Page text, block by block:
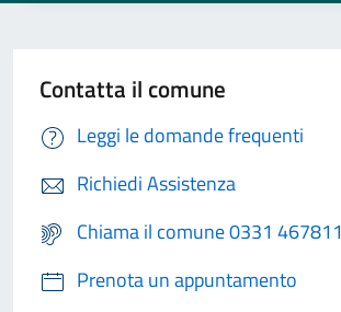
Contatta il comune
Leggi le domande frequenti
Richiedi Assistenza
Chiama il comune 0331 467811
Prenota un appuntamento